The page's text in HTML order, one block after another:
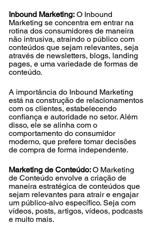
Inbound Marketing: O Inbound
Marketing se concentra em entrar na
rotina dos consumidores de maneira
não intrusiva, atraindo o público com
conteúdos que sejam relevantes, seja
através de newsletters, blogs, landing
pages, e uma variedade de formas de
conteúdo.
A importância do Inbound Marketing
está na construção de relacionamentos
com os clientes, estabelecendo
confiança e autoridade no setor. Além
disso, ele se alinha com o
comportamento do consumidor
moderno, que prefere tomar decisões
de compra de forma independente.
Marketing de Conteúdo: O Marketing
de Conteúdo envolve a criação de
maneira estratégica de conteúdos que
sejam relevantes para atrair e engajar
um público-alvo específico. Seja com
vídeos, posts, artigos, vídeos, podcasts
e muito mais.